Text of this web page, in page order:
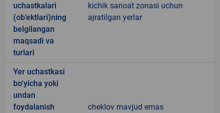
uchastkalari
(ob’ektlari)ning
belgilangan
maqsadi va
turlari
kichik sanoat zonasi uchun
ajratilgan yerlar
Yer uchastkasi
bo‘yicha yoki
undan
foydalanish
cheklov mavjud emas